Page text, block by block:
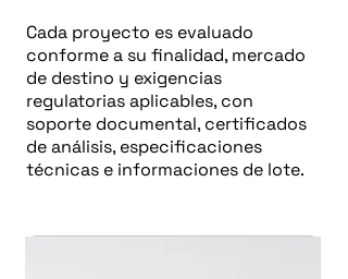
Cada proyecto es evaluado
conforme a su finalidad, mercado
de destino y exigencias
regulatorias aplicables, con
soporte documental, certificados
de análisis, especificaciones
técnicas e informaciones de lote.